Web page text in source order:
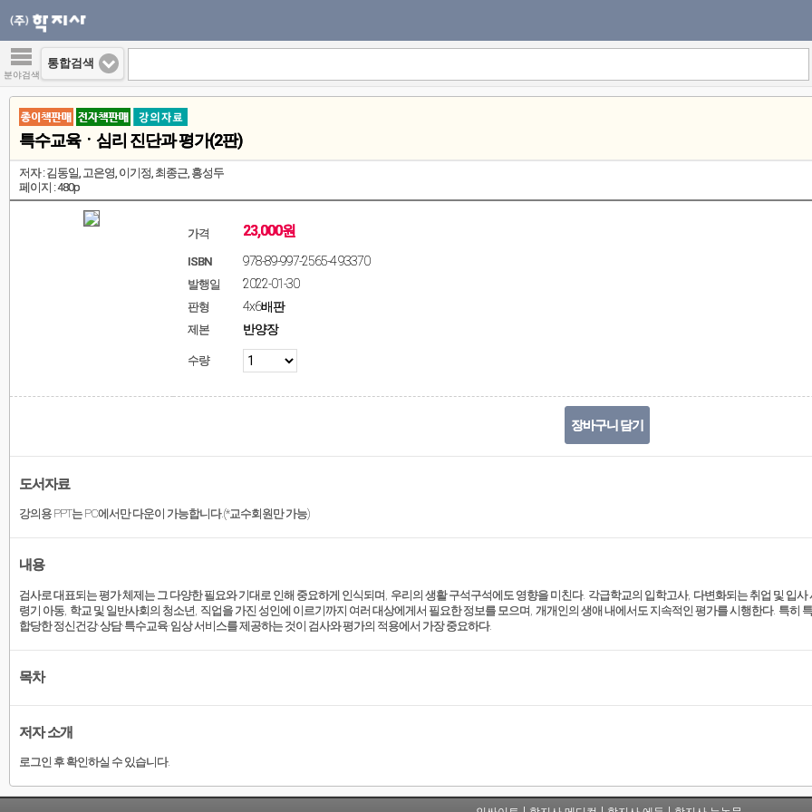
분야검색
통합검색
특수교육ㆍ심리 진단과 평가(2판)
저자 : 김동일, 고은영, 이기정, 최종근, 홍성두
페이지 : 480p
가격
ISBN
발행일
판형
제본
수량
23,000원
978-89-997-2565-4 93370
2022-01-30
4x6배판
반양장
장바구니 담기
도서자료
강의용 PPT는 PC에서만 다운이 가능합니다.(*교수회원만 가능)
내용
검사로 대표되는 평가 체제는 그 다양한 필요와 기대로 인해 중요하게 인식되며 , 우리의 생활 구석구석에도 영향을 미친다. 각급학교의 입학고사, 다변화되는 취업 및 입사
령기 아동, 학교 및 일반사회의 청소년, 직업을 가진 성인에 이르기까지 여러 대상에게서 필요한 정보를 모으며 , 개개인의 생애 내에서도 지속적인 평가를 시행한다. 특히
합당한 정신건강·상담·특수교육·임상 서비스를 제공하는 것이 검사와 평가의 적용에서 가장 중요하다.
목차
저자 소개
로그인 후 확인하실 수 있습니다.